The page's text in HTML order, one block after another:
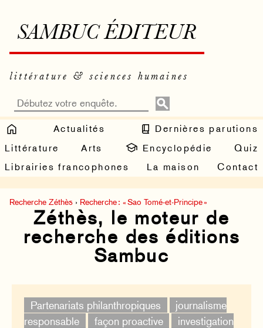
SAMBUC ÉDITEUR
littérature & sciences humaines
Actualités
Dernières parutions
Littérature
Arts Encyclopédie
Quiz
Librairies francophones
La maison Contact
Recherche Zéthès › Recherche : « Sao Tomé-et-Principe »
Zéthès, le moteur de
recherche des éditions
Sambuc
Partenariats philanthropiques
journalisme
responsable
façon proactive
investigation